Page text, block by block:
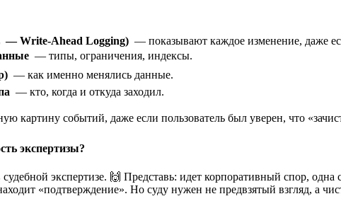
— Write-Ahead Logging) — показывают каждое изменение, даже
— типы, ограничения, индексы.
— как именно менялись данные.
— кто, когда и откуда заходил.
картину событий, даже если пользователь был уверен, что
экспертизы?
экспертизе. 🙌 Представь: идет корпоративный спор,
«подтверждение». Но суду нужен не предвзятый взгляд, а